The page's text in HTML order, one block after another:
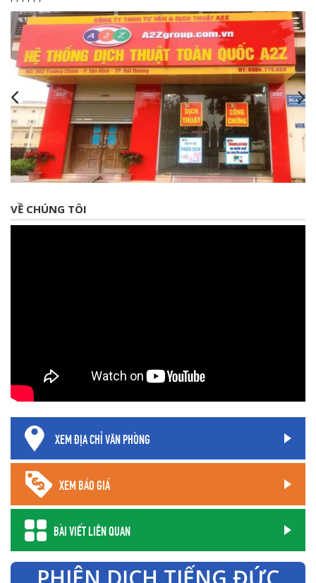
VỀ CHÚNG TÔI
XEM ĐỊA CHỈ VĂN PHÒNG
XEM BÁO GIÁ
BÀI VIẾT LIÊN QUAN